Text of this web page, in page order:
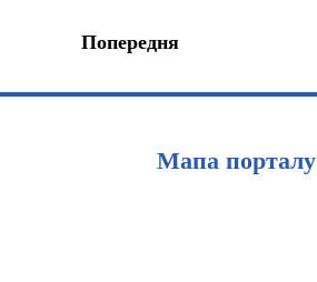
Попередня
Мапа порталу